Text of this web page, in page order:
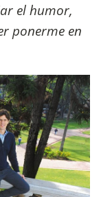
el humor,
ponerme en